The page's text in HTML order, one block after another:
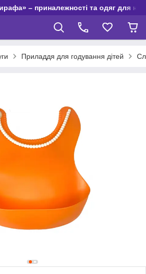
– приналежності та одяг для
Приладдя для годування дітей